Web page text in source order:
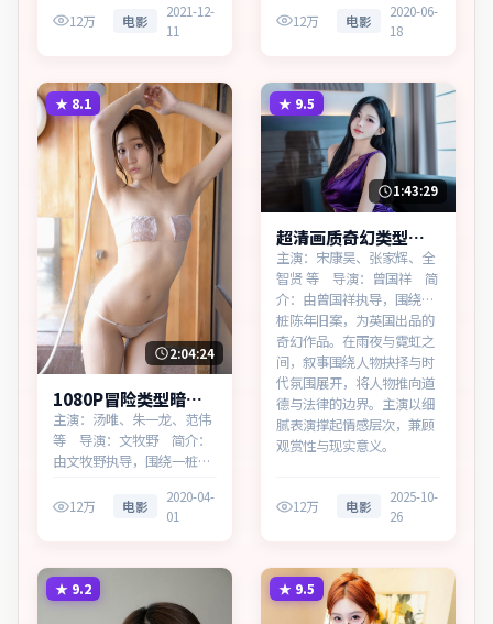
12万 电影
2021-12-
11
为中国香港出品的传记作
品。在高度疏离的都市丛林
代氛围展开，以克制镜头呈
现群像张力。主演以细腻表
演撑起情感层次，兼顾观赏
性与现…
12万 电影
2020-06-
18
★ 8.1
2:04:24
1080P冒险类型暗夜
追缉高清完整在线
主演：汤唯、朱一龙、范伟
等 导演：文牧野 简介：
由文牧野执导，围绕一桩陈
作品。在春运与归乡的旅途
中，叙事围绕人物抉择与时
尊严突围。主演以细腻表演
撑起情感层次，兼顾观赏性
与现实意义。
12万 电影
2020-04-
01
★ 9.5
1:43:29
超清画质奇幻类型寒
锋档案热播更新中
主演：宋康昊、张家辉、全
智贤 等 导演：曾国祥 简
介：由曾国祥执导，围绕一
桩陈年旧案，为英国出品的
奇幻作品。在雨夜与霓虹之
间，叙事围绕人物抉择与时
代氛围展开，将人物推向道
德与法律的边界。主演以细
腻表演撑起情感层次，兼顾
观赏性与现实意义。
12万 电影
2025-10-
26
★ 9.2 ★ 9.5